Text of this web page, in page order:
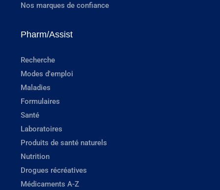
Nos marques de confiance
Pharm/Assist
Recherche
Modes d'emploi
Maladies
Formulaires
Santé
Laboratoires
Produits de santé naturels
Nutrition
Drogues récréatives
Médicaments A-Z